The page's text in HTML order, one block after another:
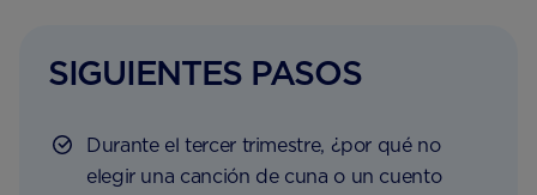
SIGUIENTES PASOS
Durante el tercer trimestre, ¿por qué no
elegir una canción de cuna o un cuento